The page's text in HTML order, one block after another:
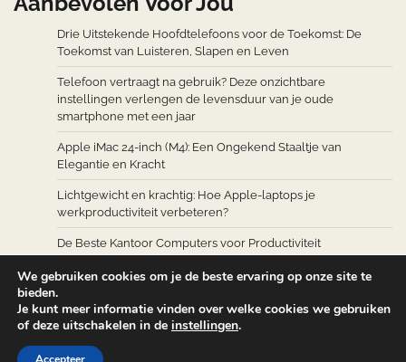
Drie Uitstekende Hoofdtelefoons voor de Toekomst: De
Toekomst van Luisteren, Slapen en Leven
Telefoon vertraagt na gebruik? Deze onzichtbare
instellingen verlengen de levensduur van je oude
smartphone met een jaar
Apple iMac 24-inch (M4): Een Ongekend Staaltje van
Elegantie en Kracht
Lichtgewicht en krachtig: Hoe Apple-laptops je
werkproductiviteit verbeteren?
De Beste Kantoor Computers voor Productiviteit
Copyright © 2026
We gebruiken cookies om je de beste ervaring op onze site te
bieden.
Je kunt meer informatie vinden over welke cookies we gebruiken
of deze uitschakelen in de instellingen.